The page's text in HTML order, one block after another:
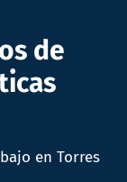
de
en Torres